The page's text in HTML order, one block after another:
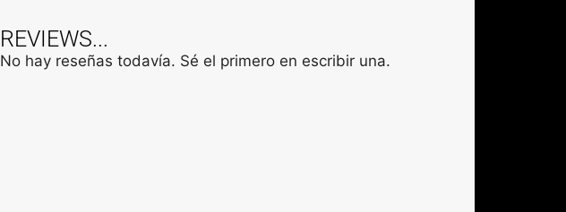
REVIEWS...
No hay reseñas todavía. Sé el primero en escribir una.